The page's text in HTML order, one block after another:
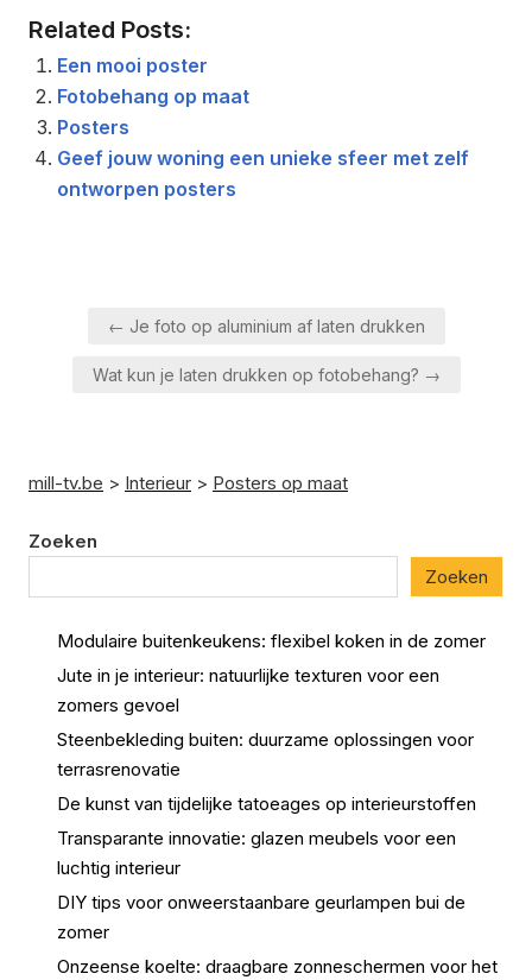
Related Posts:
Een mooi poster
Fotobehang op maat
Posters
Geef jouw woning een unieke sfeer met zelf
ontworpen posters
Berichtnavigatie
← Je foto op aluminium af laten drukken
Wat kun je laten drukken op fotobehang? →
mill-tv.be > Interieur > Posters op maat
Zoeken
Zoeken
Modulaire buitenkeukens: flexibel koken in de zomer
Jute in je interieur: natuurlijke texturen voor een
zomers gevoel
Steenbekleding buiten: duurzame oplossingen voor
terrasrenovatie
De kunst van tijdelijke tatoeages op interieurstoffen
Transparante innovatie: glazen meubels voor een
luchtig interieur
DIY tips voor onweerstaanbare geurlampen bui de
zomer
Onzeense koelte: draagbare zonneschermen voor het